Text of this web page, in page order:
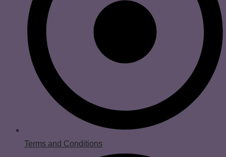
Terms and Conditions